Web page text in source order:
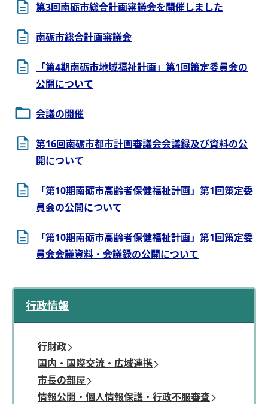
第3回南砺市総合計画審議会を開催しました
南砺市総合計画審議会
「第4期南砺市地域福祉計画」第1回策定委員会の
公開について
会議の開催
第16回南砺市都市計画審議会会議録及び資料の公
開について
「第10期南砺市高齢者保健福祉計画」第1回策定委
員会の公開について
「第10期南砺市高齢者保健福祉計画」第1回策定委
員会会議資料・会議録の公開について
行政情報
行財政
国内・国際交流・広域連携
市長の部屋
情報公開・個人情報保護・行政不服審査